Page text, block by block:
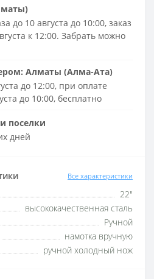
до 10 августа до 10:00, заказ
к 12:00. Забрать можно
: Алматы (Алма-Ата)
до 12:00, при оплате
до 10:00, бесплатно
поселки
дней
Все характеристики
22"
высококачественная сталь
Ручной
намотка вручную
ручной холодный нож